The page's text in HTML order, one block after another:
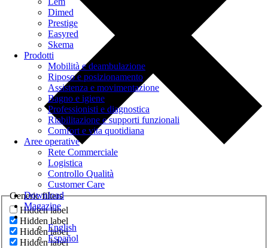
Generic filters
Hidden label
Hidden label
Hidden label
Hidden label
Dimed
Prestige
Easyred
Skema
Prodotti
Mobilità e deambulazione
Riposo e posizionamento
Assistenza e movimentazione
Bagno e igiene
Professionisti e diagnostica
Riabilitazione e supporti funzionali
Comfort e vita quotidiana
Aree operative
Rete Commerciale
Logistica
Controllo Qualità
Customer Care
Download
Magazine
English
Español